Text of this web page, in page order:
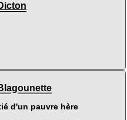
d'un pauvre hère